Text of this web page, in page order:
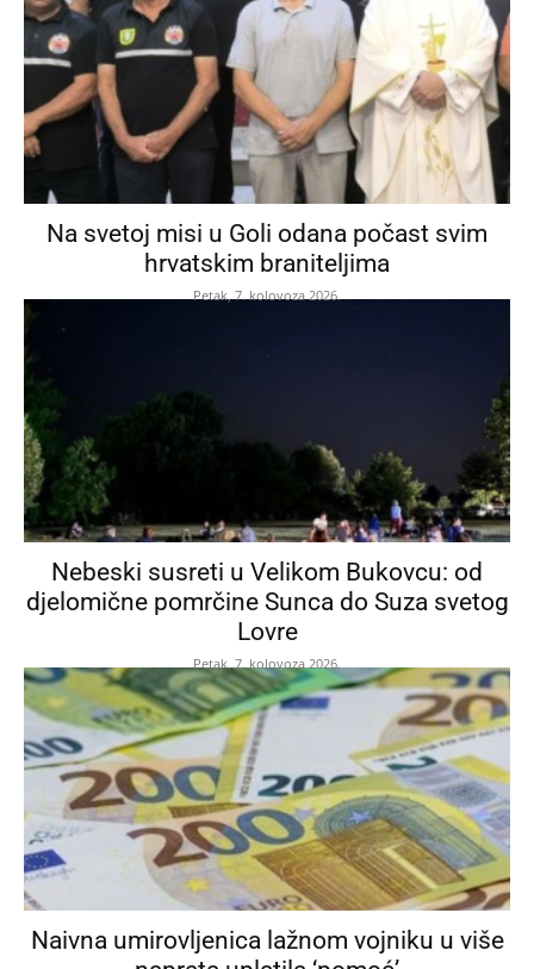
Na svetoj misi u Goli odana počast svim
hrvatskim braniteljima
Petak, 7. kolovoza 2026.
Nebeski susreti u Velikom Bukovcu: od
djelomične pomrčine Sunca do Suza svetog
Lovre
Petak, 7. kolovoza 2026.
Naivna umirovljenica lažnom vojniku u više